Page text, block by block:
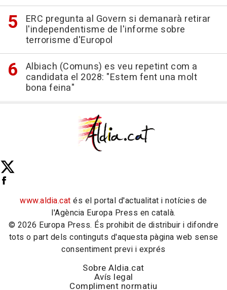
ERC pregunta al Govern si demanarà retirar
l'independentisme de l'informe sobre
terrorisme d'Europol
Albiach (Comuns) es veu repetint com a
candidata el 2028: "Estem fent una molt
bona feina"
www.aldia.cat és el portal d'actualitat i notícies de
l'Agència Europa Press en català.
© 2026 Europa Press. És prohibit de distribuir i difondre
tots o part dels continguts d'aquesta pàgina web sense
consentiment previ i exprés
Sobre Aldia.cat
Avís legal
Compliment normatiu